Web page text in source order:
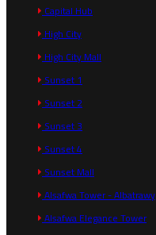
Capital Hub
High City
High City Mall
Sunset 1
Sunset 2
Sunset 3
Sunset 4
Sunset Mall
Alsafwa Tower - Albatrawy
Alsafwa Elegance Tower